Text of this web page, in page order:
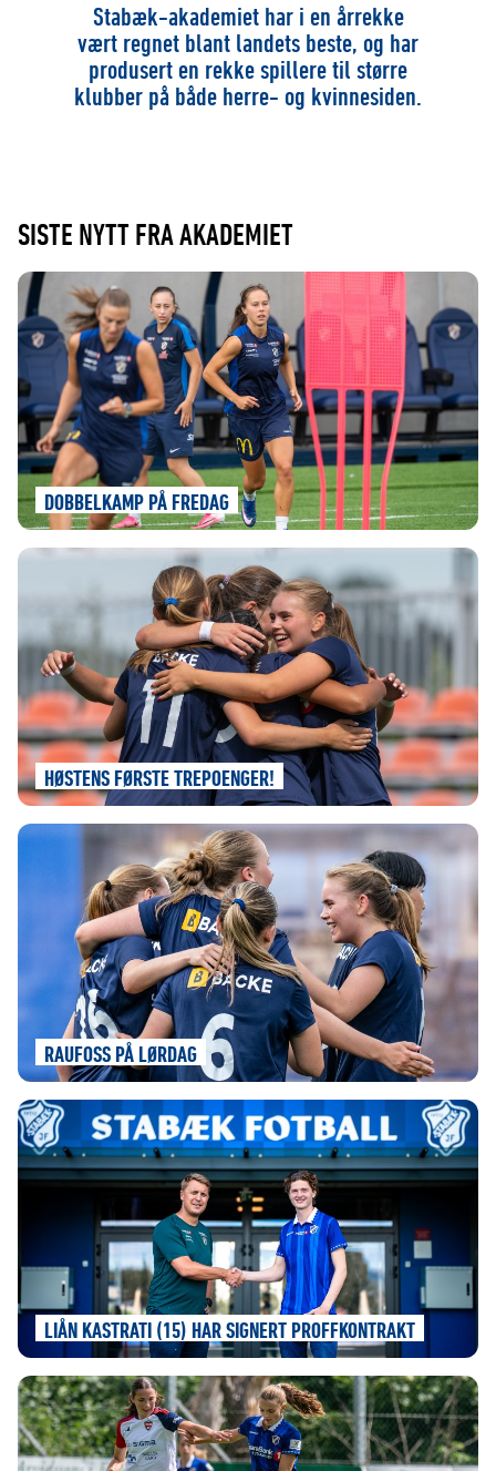
Stabæk-akademiet har i en årrekke
vært regnet blant landets beste, og har
produsert en rekke spillere til større
klubber på både herre- og kvinnesiden.
SISTE NYTT FRA AKADEMIET
DOBBELKAMP PÅ FREDAG
HØSTENS FØRSTE TREPOENGER!
RAUFOSS PÅ LØRDAG
LIÅN KASTRATI (15) HAR SIGNERT PROFFKONTRAKT